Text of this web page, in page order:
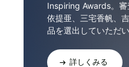
Inspiring Awards。
依提亜、三宅香帆、
品を選出していただい
詳しくみる